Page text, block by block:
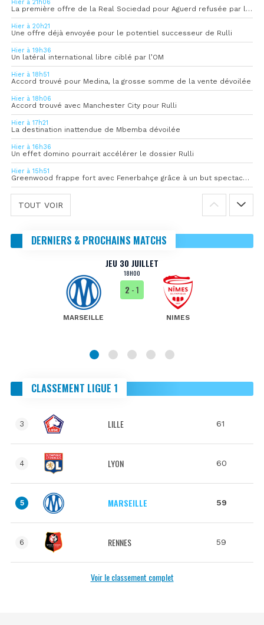
Hier à 21h06
La première offre de la Real Sociedad pour Aguerd refusée par l’OM
Hier à 20h21
Une offre déjà envoyée pour le potentiel successeur de Rulli
Hier à 19h36
Un latéral international libre ciblé par l’OM
Hier à 18h51
Accord trouvé pour Medina, la grosse somme de la vente dévoilée
Hier à 18h06
Accord trouvé avec Manchester City pour Rulli
Hier à 17h21
La destination inattendue de Mbemba dévoilée
Hier à 16h36
Un effet domino pourrait accélérer le dossier Rulli
Hier à 15h51
Greenwood frappe fort avec Fenerbahçe grâce à un but spectaculaire
TOUT VOIR
DERNIERS & PROCHAINS MATCHS
JEU 30 JUILLET
18H00
MARSEILLE
2 - 1
NIMES
CLASSEMENT LIGUE 1
3 LILLE 61
4 LYON 60
5 MARSEILLE 59
6 RENNES 59
Voir le classement complet